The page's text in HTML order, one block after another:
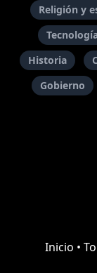
Religión y
Historia
Gobierno
Inicio •